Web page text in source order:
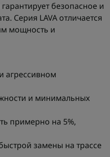
гарантирует безопасное и
Серия LAVA отличается
мощность и
агрессивном
и минимальных
примерно на 5%,
замены на трассе